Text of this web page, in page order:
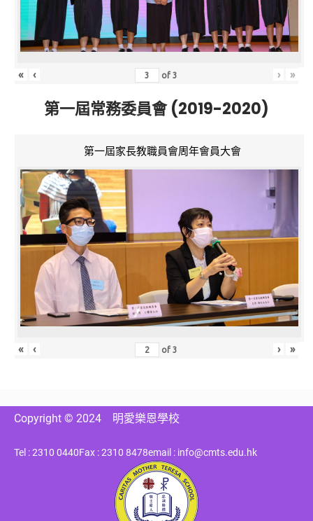
« ‹ of3 › »
第一屆常務委員會 (2019-2020)
第一屆家長教職員會周年會員大會
« ‹ of3 › »
Copyright © 2024 明愛樂恩學校
Tel : 2310 0440Fax : 2310 8478email : info@cmts.edu.hk